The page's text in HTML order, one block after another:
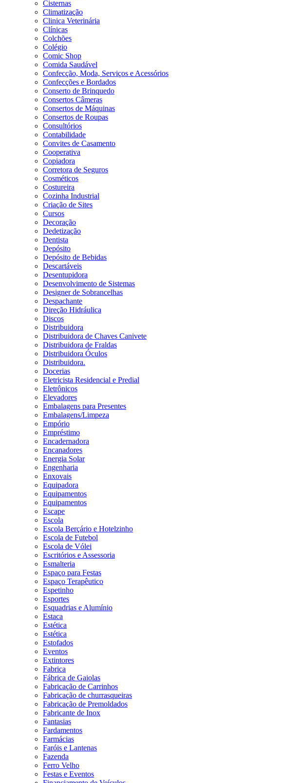
Cisternas
Climatização
Clinica Veterinária
Clínicas
Colchões
Colégio
Comic Shop
Comida Saudável
Confecção, Moda, Serviços e Acessórios
Confecções e Bordados
Conserto de Brinquedo
Consertos Câmeras
Consertos de Máquinas
Consertos de Roupas
Consultórios
Contabilidade
Convites de Casamento
Cooperativa
Copiadora
Corretora de Seguros
Cosméticos
Costureira
Cozinha Industrial
Criação de Sites
Cursos
Decoração
Dedetização
Dentista
Depósito
Depósito de Bebidas
Descartáveis
Desentupidora
Desenvolvimento de Sistemas
Designer de Sobrancelhas
Despachante
Direção Hidráulica
Discos
Distribuidora
Distribuidora de Chaves Canivete
Distribuidora de Fraldas
Distribuidora Óculos
Distribuidora.
Docerias
Eletricista Residencial e Predial
Eletrônicos
Elevadores
Embalagens para Presentes
Embalagens/Limpeza
Empório
Empréstimo
Encadernadora
Encanadores
Energia Solar
Engenharia
Enxovais
Equipadora
Equipamentos
Equipamentos
Escape
Escola
Escola Berçário e Hotelzinho
Escola de Futebol
Escola de Vólei
Escritórios e Assessoria
Esmalteria
Espaço para Festas
Espaço Terapêutico
Espetinho
Esportes
Esquadrias e Alumínio
Estaca
Estética
Estética
Estofados
Eventos
Extintores
Fabrica
Fábrica de Gaiolas
Fabricação de Carrinhos
Fabricação de churrasqueiras
Fabricação de Premoldados
Fabricante de Inox
Fantasias
Fardamentos
Farmácias
Faróis e Lantenas
Fazenda
Ferro Velho
Festas e Eventos